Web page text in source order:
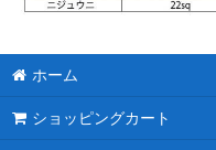
ホーム
ショッピングカート